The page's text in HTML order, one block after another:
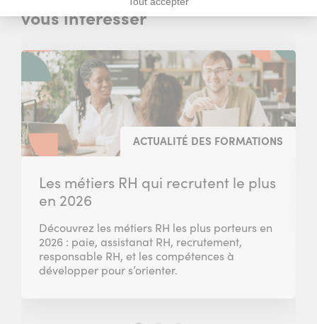
vous intéresser
ACTUALITÉ DES FORMATIONS
Les métiers RH qui recrutent le plus
en 2026
Découvrez les métiers RH les plus porteurs en
2026 : paie, assistanat RH, recrutement,
responsable RH, et les compétences à
développer pour s’orienter.